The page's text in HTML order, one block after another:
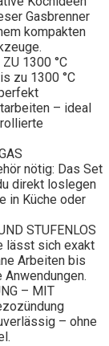
Gasbrenner
kompakten
ZU 1300 °C
zu 1300 °C
– ideal
nötig: Das Set
direkt loslegen
in Küche oder
STUFENLOS
lässt sich exakt
Arbeiten bis
– MIT
– ohne